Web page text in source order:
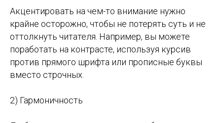
Акцентировать на чем-то внимание нужно
крайне осторожно, чтобы не потерять суть и не
оттолкнуть читателя. Например, вы можете
поработать на контрасте, используя курсив
против прямого шрифта или прописные буквы
вместо строчных.
2) Гармоничность